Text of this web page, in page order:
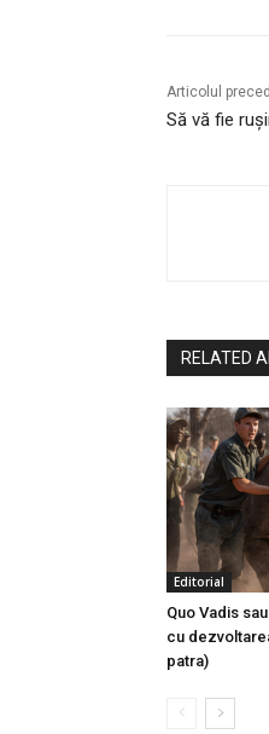
Articolul
Să vă fie
RELATED
Editorial
Quo Vadis
cu
patra)